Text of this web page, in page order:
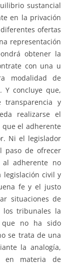
sustancial
en la privación
ofertas
representación
obtener la
con una u
modalidad de
Y concluye que,
transparencia y
realizarse el
el adherente
Ni el legislador
paso de ofrecer
al adherente no
legislación civil y
fe y el justo
situaciones de
los tribunales la
que no ha sido
se trata de una
la analogía,
en materia de